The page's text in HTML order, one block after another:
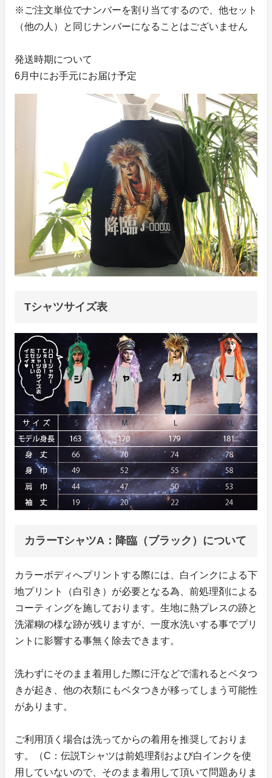
※ご注文単位でナンバーを割り当てするので、他セット
（他の人）と同じナンバーになることはございません
発送時期について
6月中にお手元にお届け予定
Tシャツサイズ表
カラーTシャツA：降臨（ブラック）について
カラーボディへプリントする際には、白インクによる下
地プリント（白引き）が必要となる為、前処理剤による
コーティングを施しております。生地に熱プレスの跡と
洗濯糊の様な跡が残りますが、一度水洗いする事でプリ
ントに影響する事無く除去できます。
洗わずにそのまま着用した際に汗などで濡れるとベタつ
きが起き、他の衣類にもベタつきが移ってしまう可能性
があります。
ご利用頂く場合は洗ってからの着用を推奨しておりま
す。（C：伝説Tシャツは前処理剤および白インクを使
用していないので、そのまま着用して頂いて問題ありま